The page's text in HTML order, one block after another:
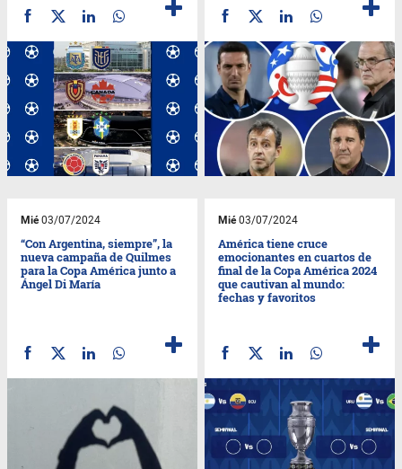
Mié03/07/2024
“Con Argentina, siempre”, la
nueva campaña de Quilmes
para la Copa América junto a
Ángel Di María
Mié03/07/2024
América tiene cruce
emocionantes en cuartos de
final de la Copa América 2024
que cautivan al mundo:
fechas y favoritos